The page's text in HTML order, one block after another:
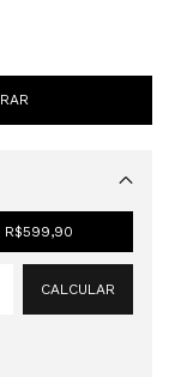
R$599,90
CALCULAR